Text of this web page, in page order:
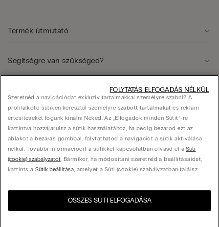
Válassza ki a méretet
Termék útmutató
Segítségre van szükséged?
Vállalat
© Calzedonia Hungary Kft., HU-1082, Budapest, Futó utca 47-53. Adószám: 25416433-
United States
Szeretnéd a navigációdat exkluzív tartalmakkal személyre szabni? A
profilalkotó sütiken keresztül személyre szabott tartalmakat és reklám
értesítéseket fogunk kínálni Neked. Az „Elfogadok minden Sütit”-re
kattintva hozzájárulsz a sütik használatához, ha pedig bezárod ezt az
ablakot a bezárás gombbal, folytathatod a navigációt a sütik aktiválása
nélkül. További információért a sütikkel kapcsolatban olvasd el aSüti
(cookie) szabályzatot. Bármikor, ha módosítani szeretnéd a beállításaidat,
kattints a Sütik beállítása, amelyet a Süti (cookie) szabályzatban találsz.
ÖSSZES SÜTI ELFOGADÁSA
FOLYTATÁS ELFOGADÁS NÉLKÜL